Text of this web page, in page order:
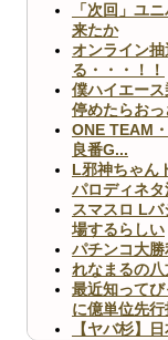
「次回」ユ
来たか
オンライン
る・・・！！
僕ハイエー
停めたらお
ONE TEAM
良番G...
L邪神ちゃん
パロディネ
スマスロ L
場するらしい
パチンコ大
れなまるの八
最近知って
に億単位先
【ヤバ杉】